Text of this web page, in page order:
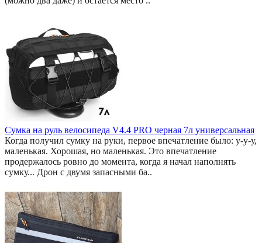
Сумка на руль велосипеда V4.4 PRO черная 7л универсальная
Когда получил сумку на руки, первое впечатление было: у-у-у,
маленькая. Хорошая, но маленькая. Это впечатление
продержалось ровно до момента, когда я начал наполнять
сумку... Дрон с двумя запасными ба..